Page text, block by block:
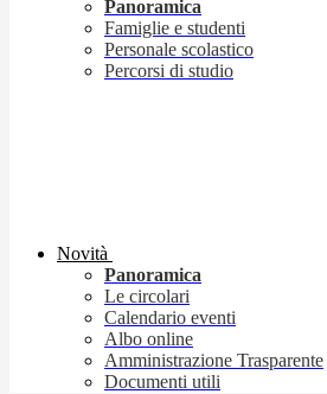
Panoramica
Famiglie e studenti
Personale scolastico
Percorsi di studio
Novità
Panoramica
Le circolari
Calendario eventi
Albo online
Amministrazione Trasparente
Documenti utili